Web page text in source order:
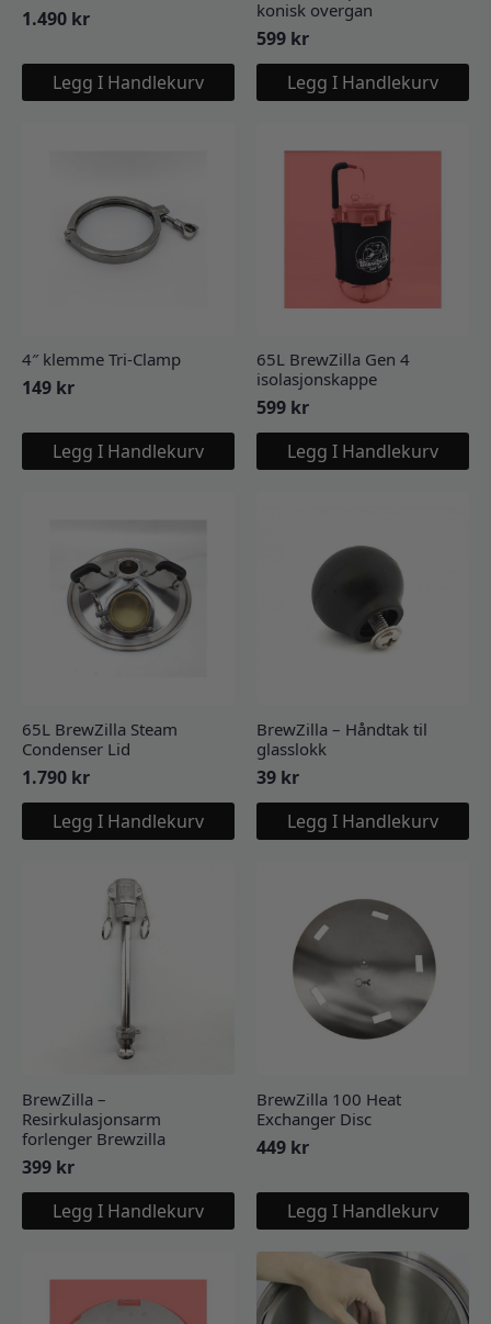
1.490 kr
Legg I Handlekurv
konisk overgan
599 kr
Legg I Handlekurv
4″ klemme Tri-Clamp
149 kr
Legg I Handlekurv
65L BrewZilla Gen 4
isolasjonskappe
599 kr
Legg I Handlekurv
65L BrewZilla Steam
Condenser Lid
1.790 kr
Legg I Handlekurv
BrewZilla – Håndtak til
glasslokk
39 kr
Legg I Handlekurv
BrewZilla –
Resirkulasjonsarm
forlenger Brewzilla
399 kr
Legg I Handlekurv
BrewZilla 100 Heat
Exchanger Disc
449 kr
Legg I Handlekurv